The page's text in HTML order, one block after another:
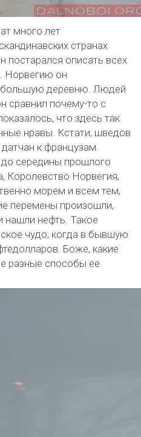
много лет
странах
постарался описать всех
Норвегию он
большую деревню. Людей
сравнил почему-то с
что здесь так
нравы. Кстати, шведов
к французам.
середины прошлого
Королевство Норвегия,
морем и всем тем,
перемены произошли,
нашли нефть. Такое
чудо, когда в бывшую
Боже, какие
разные способы ее